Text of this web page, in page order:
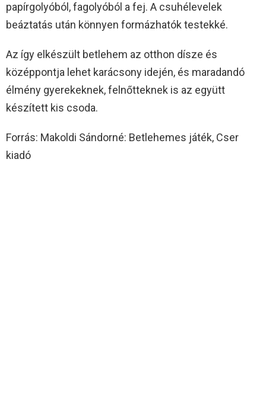
papírgolyóból, fagolyóból a fej. A csuhélevelek
beáztatás után könnyen formázhatók testekké.
Az így elkészült betlehem az otthon dísze és
középpontja lehet karácsony idején, és maradandó
élmény gyerekeknek, felnőtteknek is az együtt
készített kis csoda.
Forrás: Makoldi Sándorné: Betlehemes játék, Cser
kiadó